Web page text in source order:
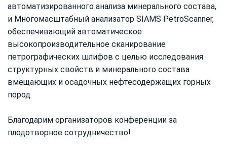
автоматизированного анализа минерального состава,
и Многомасштабный анализатор SIAMS PetroScanner,
обеспечивающий автоматическое
высокопроизводительное сканирование
петрографических шлифов с целью исследования
структурных свойств и минерального состава
вмещающих и осадочных нефтесодержащих горных
пород.
Благодарим организаторов конференции за
плодотворное сотрудничество!